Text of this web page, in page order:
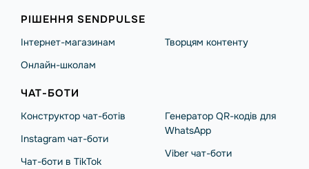
РІШЕННЯ SENDPULSE
Інтернет-магазинам
Онлайн-школам
Творцям контенту
ЧАТ-БОТИ
Конструктор чат-ботів
Instagram чат-боти
Чат-боти в TikTok
Генератор QR-кодів для
WhatsApp
Viber чат-боти